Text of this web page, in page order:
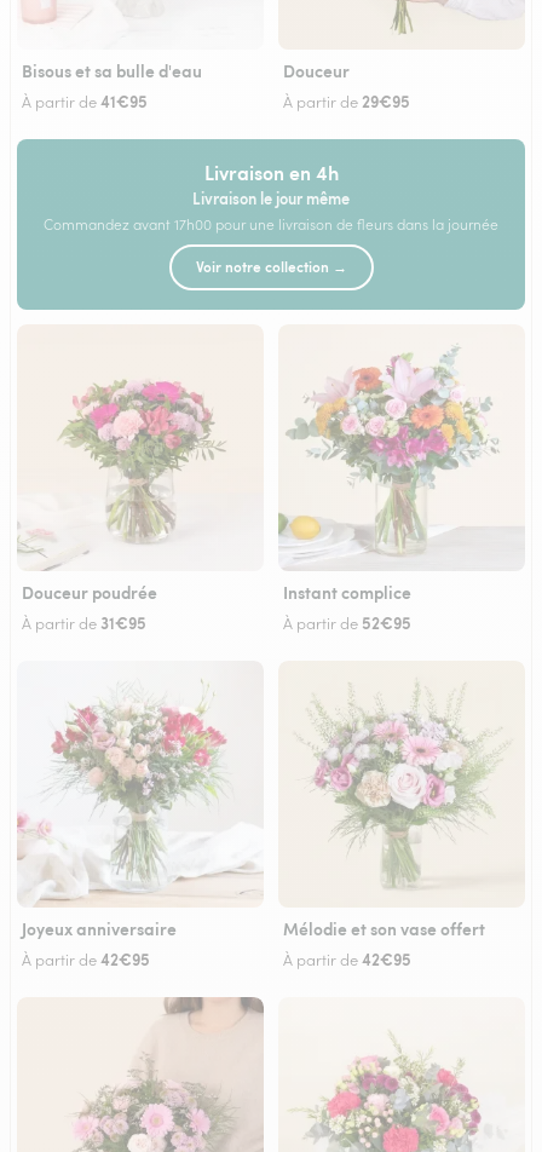
Bisous et sa bulle d'eau
À partir de41€95
Douceur
À partir de29€95
Livraison en 4h
Livraison le jour même
Commandez avant 17h00 pour une livraison de fleurs dans la journée
Voir notre collection →
Douceur poudrée
À partir de 31€95
Instant complice
À partir de 52€95
Joyeux anniversaire
À partir de42€95
Mélodie et son vase offert
À partir de42€95